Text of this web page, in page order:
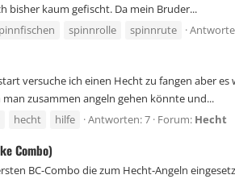
bisher kaum gefischt. Da mein Bruder...
spinnrolle spinnrute
versuche ich einen Hecht zu fangen aber
zusammen angeln gehen könnte und...
hecht hilfe Antworten: 7 Forum: Hecht
Combo)
BC-Combo die zum Hecht-Angeln